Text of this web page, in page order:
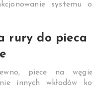
systemu
rury do pieca
piece na
innych wkładów